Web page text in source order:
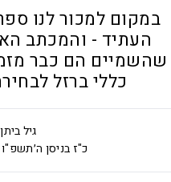
במקום למכור לנו
העתיד - והמכתב
שהשמיים הם כבר
כללי ברזל
גיל ביתן
כ"ז בניסן ה׳תשפ"ו